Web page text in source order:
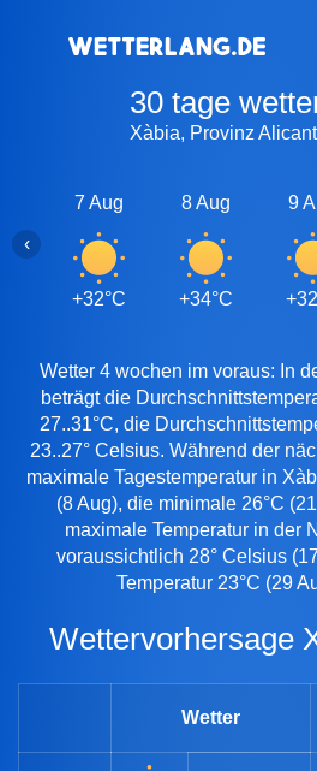
30 tage
Xàbia, Provinz
7 Aug
+32°C
8 Aug
+34°C
9
‹
Wetter 4 wochen im voraus: In
beträgt die
27..31°C, die
23..27° Celsius. Während der
maximale Tagestemperatur in
(8 Aug), die minimale 26°C
maximale Temperatur in der
voraussichtlich 28° Celsius
Temperatur 23°C (29
Wettervorhersage
Wetter